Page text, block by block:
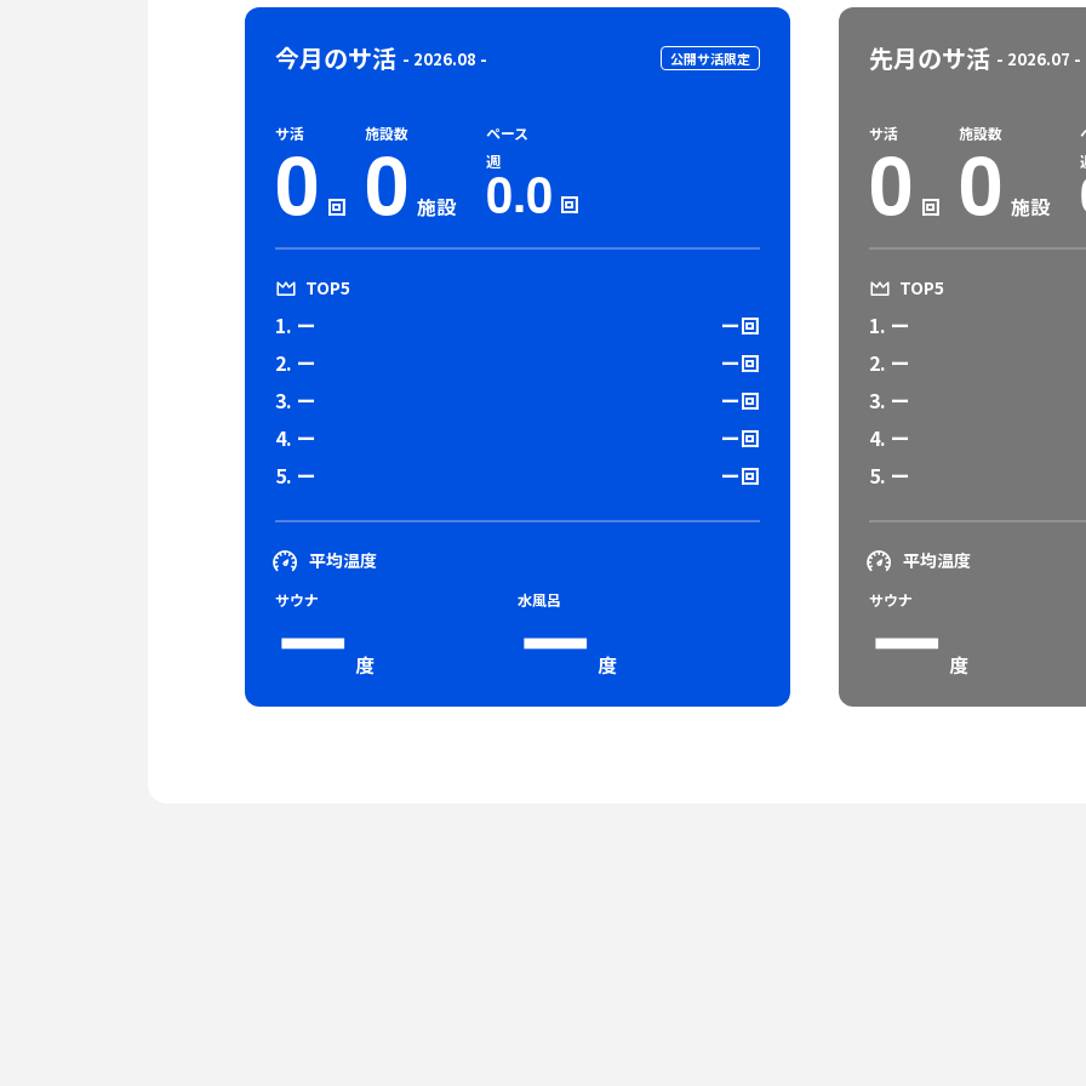
今月のサ活 - 2026.08 - 公開サ活限定
サ活
0 回
施設数
0 施設
ペース
週
0.0 回
TOP5
1. ー
ー回
2. ー
ー回
3. ー
ー回
4. ー
ー回
5. ー
ー回
平均温度
サウナ
ー 度
水風呂
ー 度
先月のサ活 - 2026.07 -
サ活
0 回
施設数
0 施設
TOP5
1. ー
2. ー
3. ー
4. ー
5. ー
平均温度
サウナ
ー 度